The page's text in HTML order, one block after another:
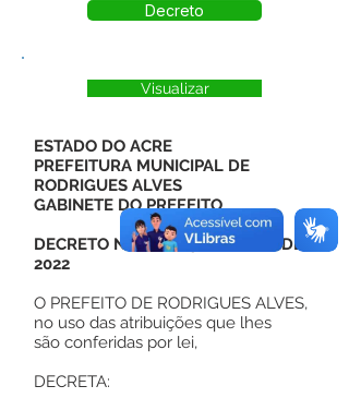
Decreto
Visualizar
ESTADO DO ACRE
PREFEITURA MUNICIPAL DE
RODRIGUES ALVES
GABINETE DO PREFEITO
DECRETO Nº 81, DE 31 DE MAIO DE
2022
O PREFEITO DE RODRIGUES ALVES,
no uso das atribuições que lhes
são conferidas por lei,
DECRETA: